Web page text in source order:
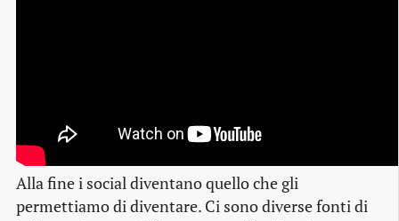
Alla fine i social diventano quello che gli
permettiamo di diventare. Ci sono diverse fonti di